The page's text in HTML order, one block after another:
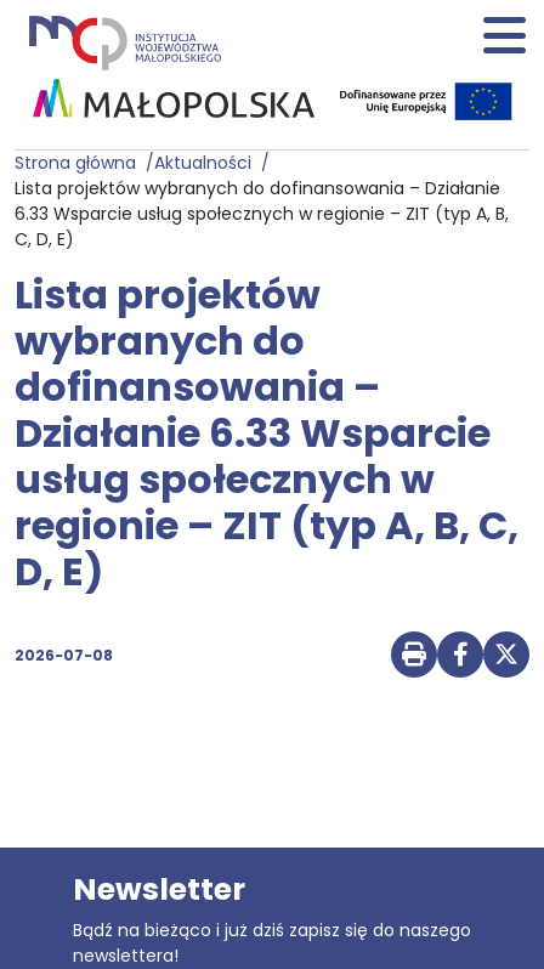
Strona główna
Aktualności
Lista projektów wybranych do dofinansowania – Działanie
6.33 Wsparcie usług społecznych w regionie – ZIT (typ A, B,
C, D, E)
Lista projektów
wybranych do
dofinansowania –
Działanie 6.33 Wsparcie
usług społecznych w
regionie – ZIT (typ A, B, C,
D, E)
2026-07-08 Drukuj
Newsletter
Bądź na bieżąco i już dziś zapisz się do naszego
newslettera!